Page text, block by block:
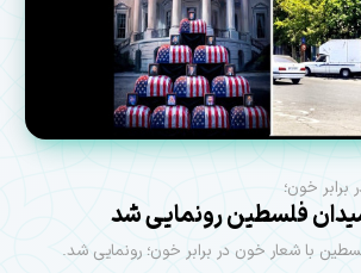
برابر خون؛
فلسطین رونمایی شد
با شعار خون در برابر خون؛ رونمایی شد.